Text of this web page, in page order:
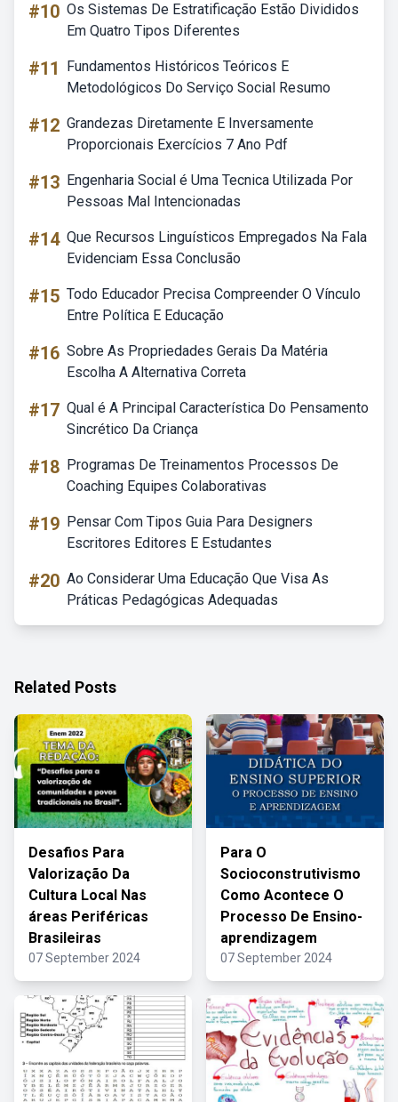
#10 Os Sistemas De Estratificação Estão Divididos
Em Quatro Tipos Diferentes
#11
Fundamentos Históricos Teóricos E
Metodológicos Do Serviço Social Resumo
#12 Grandezas Diretamente E Inversamente
Proporcionais Exercícios 7 Ano Pdf
#13 Engenharia Social é Uma Tecnica Utilizada Por
Pessoas Mal Intencionadas
#14 Que Recursos Linguísticos Empregados Na Fala
Evidenciam Essa Conclusão
#15 Todo Educador Precisa Compreender O Vínculo
Entre Política E Educação
#16 Sobre As Propriedades Gerais Da Matéria
Escolha A Alternativa Correta
#17 Qual é A Principal Característica Do Pensamento
Sincrético Da Criança
#18 Programas De Treinamentos Processos De
Coaching Equipes Colaborativas
#19 Pensar Com Tipos Guia Para Designers
Escritores Editores E Estudantes
#20 Ao Considerar Uma Educação Que Visa As
Práticas Pedagógicas Adequadas
Related Posts
Desafios Para
Valorização Da
Cultura Local Nas
áreas Periféricas
Brasileiras
07 September 2024
Para O
Socioconstrutivismo
Como Acontece O
Processo De Ensino-
aprendizagem
07 September 2024